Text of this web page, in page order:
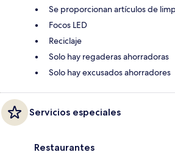
Se proporcionan artículos de
Focos LED
Reciclaje
Solo hay regaderas ahorradoras
Solo hay excusados ahorradores
Servicios especiales
Restaurantes